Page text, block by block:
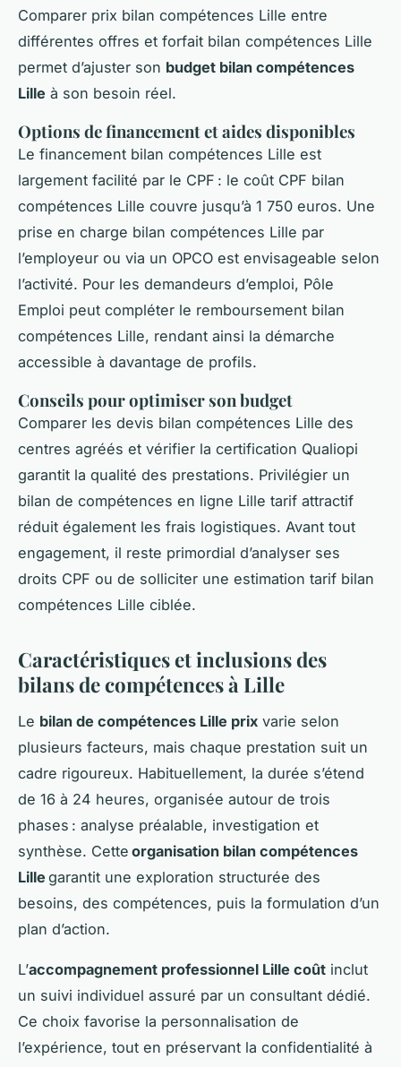
Comparer prix bilan compétences Lille entre
différentes offres et forfait bilan compétences Lille
permet d’ajuster son budget bilan compétences
Lille à son besoin réel.
Options de financement et aides disponibles
Le financement bilan compétences Lille est
largement facilité par le CPF : le coût CPF bilan
compétences Lille couvre jusqu’à 1 750 euros. Une
prise en charge bilan compétences Lille par
l’employeur ou via un OPCO est envisageable selon
l’activité. Pour les demandeurs d’emploi, Pôle
Emploi peut compléter le remboursement bilan
compétences Lille, rendant ainsi la démarche
accessible à davantage de profils.
Conseils pour optimiser son budget
Comparer les devis bilan compétences Lille des
centres agréés et vérifier la certification Qualiopi
garantit la qualité des prestations. Privilégier un
bilan de compétences en ligne Lille tarif attractif
réduit également les frais logistiques. Avant tout
engagement, il reste primordial d’analyser ses
droits CPF ou de solliciter une estimation tarif bilan
compétences Lille ciblée.
Caractéristiques et inclusions des
bilans de compétences à Lille
Le bilan de compétences Lille prix varie selon
plusieurs facteurs, mais chaque prestation suit un
cadre rigoureux. Habituellement, la durée s’étend
de 16 à 24 heures, organisée autour de trois
phases : analyse préalable, investigation et
synthèse. Cette organisation bilan compétences
Lille garantit une exploration structurée des
besoins, des compétences, puis la formulation d’un
plan d’action.
L’accompagnement professionnel Lille coût inclut
un suivi individuel assuré par un consultant dédié.
Ce choix favorise la personnalisation de
l’expérience, tout en préservant la confidentialité à